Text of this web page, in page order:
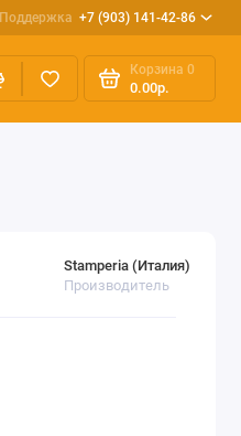
Поддержка +7 (903) 141-42-86
Корзина 0
0.00р.
Stamperia (Италия)
Производитель